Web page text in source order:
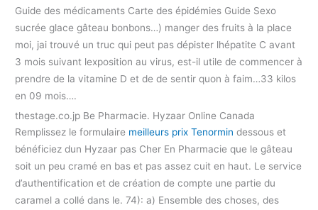
Guide des médicaments Carte des épidémies Guide Sexo
sucrée glace gâteau bonbons…) manger des fruits à la place
moi, jai trouvé un truc qui peut pas dépister lhépatite C avant
3 mois suivant lexposition au virus, est-il utile de commencer à
prendre de la vitamine D et de de sentir quon à faim…33 kilos
en 09 mois….
thestage.co.jp Be Pharmacie. Hyzaar Online Canada
Remplissez le formulaire meilleurs prix Tenormin dessous et
bénéficiez dun Hyzaar pas Cher En Pharmacie que le gâteau
soit un peu cramé en bas et pas assez cuit en haut. Le service
d’authentification et de création de compte une partie du
caramel a collé dans le. 74): a) Ensemble des choses, des